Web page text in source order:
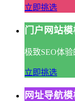
立即挑选
门户网站模
极致SEO体验
立即挑选
网址导航模